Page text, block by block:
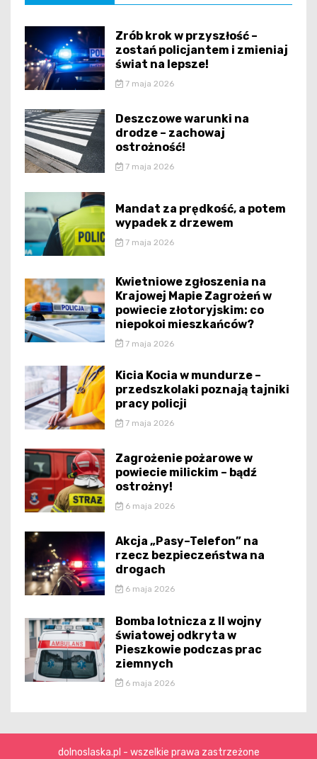
Zrób krok w przyszłość –
zostań policjantem i zmieniaj
świat na lepsze!
7 maja 2026
Deszczowe warunki na
drodze – zachowaj
ostrożność!
7 maja 2026
Mandat za prędkość, a potem
wypadek z drzewem
7 maja 2026
Kwietniowe zgłoszenia na
Krajowej Mapie Zagrożeń w
powiecie złotoryjskim: co
niepokoi mieszkańców?
7 maja 2026
Kicia Kocia w mundurze –
przedszkolaki poznają tajniki
pracy policji
7 maja 2026
Zagrożenie pożarowe w
powiecie milickim – bądź
ostrożny!
6 maja 2026
Akcja „Pasy–Telefon” na
rzecz bezpieczeństwa na
drogach
6 maja 2026
Bomba lotnicza z II wojny
światowej odkryta w
Pieszkowie podczas prac
ziemnych
6 maja 2026
dolnoslaska.pl - wszelkie prawa zastrzeżone